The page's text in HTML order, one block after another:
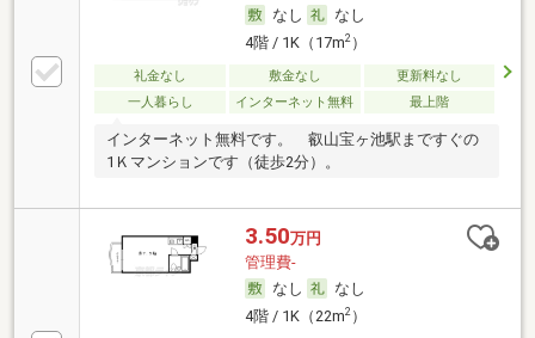
なし
なし
4階 / 1K（17m2）
礼金なし 敷金なし
更新料なし
一人暮らし
インターネット無料 最上階
インターネット無料です。 叡山宝ヶ池駅まですぐの
1Ｋマンションです（徒歩2分）。
3.50万円
管理費-
なし
なし
4階 / 1K（22m2）